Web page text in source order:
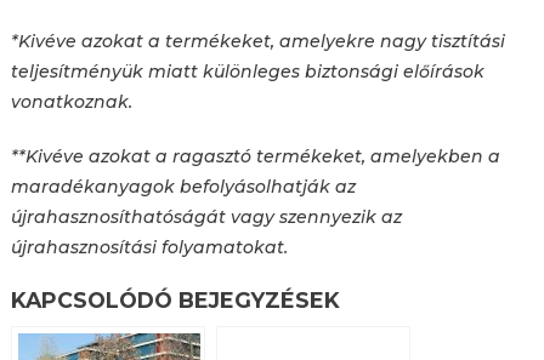
*Kivéve azokat a termékeket, amelyekre nagy tisztítási
teljesítményük miatt különleges biztonsági előírások
vonatkoznak.
**Kivéve azokat a ragasztó termékeket, amelyekben a
maradékanyagok befolyásolhatják az
újrahasznosíthatóságát vagy szennyezik az
újrahasznosítási folyamatokat.
KAPCSOLÓDÓ BEJEGYZÉSEK